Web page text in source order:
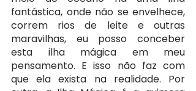
fantástica, onde não se envelhece,
correm rios de leite e outras
maravilhas, eu posso conceber
esta ilha mágica em meu
pensamento. E isso não faz com
que ela exista na realidade. Por